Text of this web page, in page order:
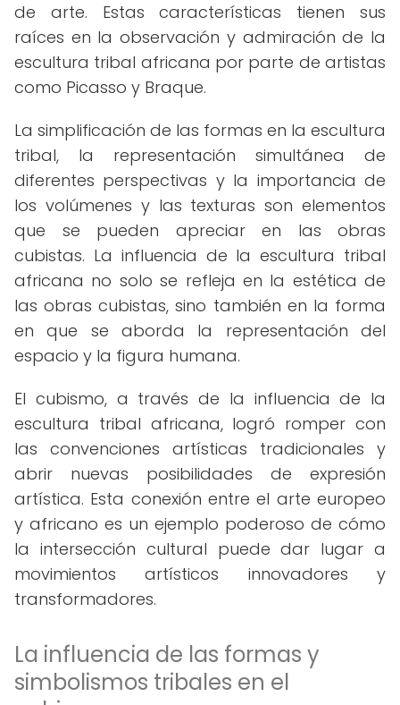
de arte. Estas características tienen sus
raíces en la observación y admiración de la
escultura tribal africana por parte de artistas
como Picasso y Braque.
La simplificación de las formas en la escultura
tribal, la representación simultánea de
diferentes perspectivas y la importancia de
los volúmenes y las texturas son elementos
que se pueden apreciar en las obras
cubistas. La influencia de la escultura tribal
africana no solo se refleja en la estética de
las obras cubistas, sino también en la forma
en que se aborda la representación del
espacio y la figura humana.
El cubismo, a través de la influencia de la
escultura tribal africana, logró romper con
las convenciones artísticas tradicionales y
abrir nuevas posibilidades de expresión
artística. Esta conexión entre el arte europeo
y africano es un ejemplo poderoso de cómo
la intersección cultural puede dar lugar a
movimientos artísticos innovadores y
transformadores.
La influencia de las formas y
simbolismos tribales en el